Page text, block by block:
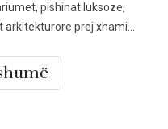
pishinat luksoze,
prej xhami.
arkitektët dhe
teknologjinë,